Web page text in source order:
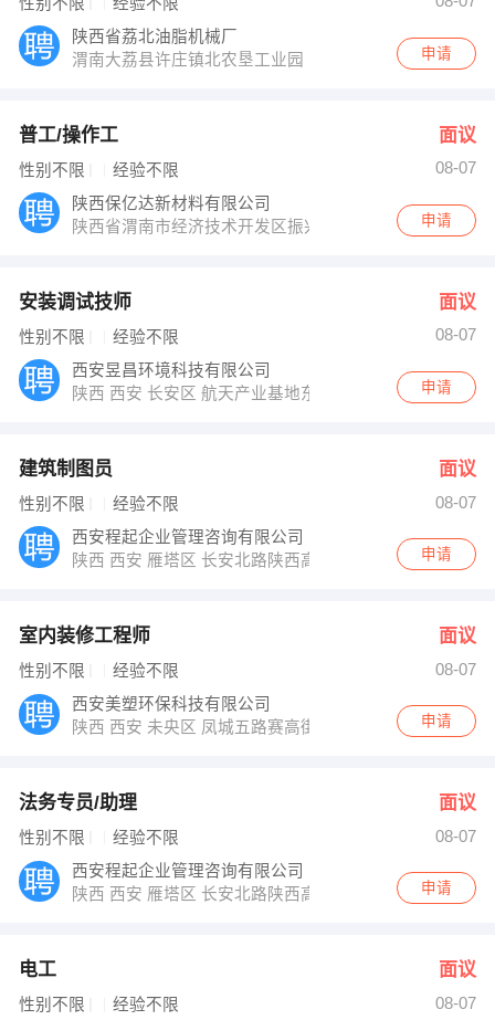
陕西省荔北油脂机械厂
渭南大荔县许庄镇北农垦工业园
申请
普工/操作工 面议
性别不限 经验不限
08-07
陕西保亿达新材料有限公司
陕西省渭南市经济技术开发区振兴大道西侧
申请
安装调试技师 面议
性别不限 经验不限
08-07
西安昱昌环境科技有限公司
陕西 西安 长安区 航天产业基地东长安街501号
申请
建筑制图员 面议
性别不限 经验不限
08-07
西安程起企业管理咨询有限公司
陕西 西安 雁塔区 长安北路陕西高速大厦
申请
室内装修工程师 面议
性别不限 经验不限
08-07
西安美塑环保科技有限公司
陕西 西安 未央区 凤城五路赛高街区3幢3单元2601室
申请
法务专员/助理 面议
性别不限 经验不限
08-07
西安程起企业管理咨询有限公司
陕西 西安 雁塔区 长安北路陕西高速大厦
申请
电工 面议
性别不限 经验不限
08-07